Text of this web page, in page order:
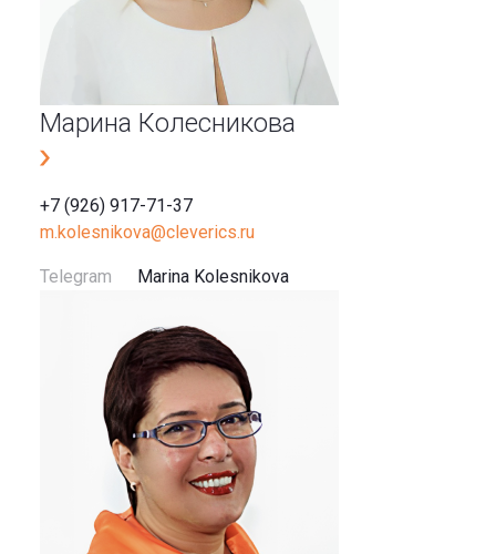
Марина Колесникова
+7 (926) 917-71-37
m.kolesnikova@cleverics.ru
Telegram Marina Kolesnikova